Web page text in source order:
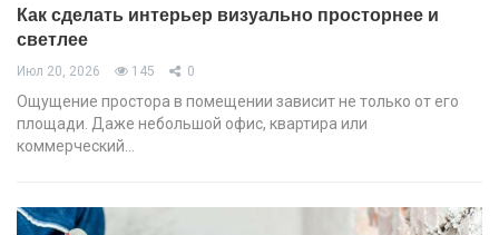
Как сделать интерьер визуально просторнее и
светлее
Июл 20, 2026 145 0
Ощущение простора в помещении зависит не только от его
площади. Даже небольшой офис, квартира или
коммерческий…